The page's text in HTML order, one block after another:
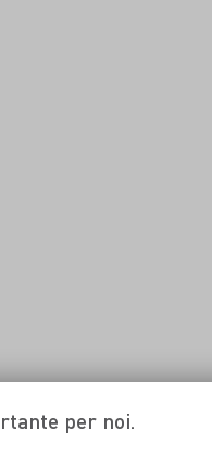
per noi.